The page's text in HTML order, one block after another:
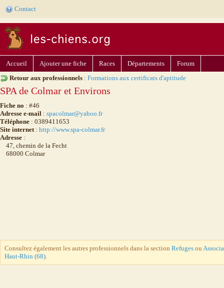
Contact
Accueil Ajouter une fiche Races Départements
Forum
Retour aux professionnels : Formations aux certificats d'aptitude
SPA de Colmar et Environs
Fiche no : #46
Adresse e-mail : spacolmar@yahoo.fr
Téléphone : 0389411653
Site internet: http://www.spa-colmar.fr
Adresse :
47, chemin de la Fecht
68000 Colmar
Consultez également les autres professionnels dans la section Refuges ou
Haut-Rhin (68).